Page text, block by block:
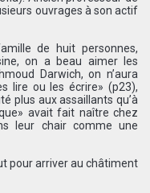
ouvrages à son actif
de huit personnes,
on a beau aimer les
Darwich, on n’aura
lire ou les écrire» (p23),
plus aux assaillants qu’à
avait fait naître chez
leur chair comme une
pour arriver au châtiment